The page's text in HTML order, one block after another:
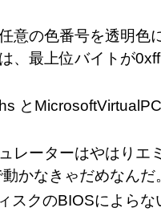
意の色番号を透明色
、最上位バイトが
と
レーターはやはりエ
かなきゃだめなんだ
スクのBIOSによらな